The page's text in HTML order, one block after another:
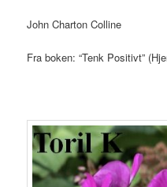
John Charton Colline
Fra boken: “Tenk Positivt”